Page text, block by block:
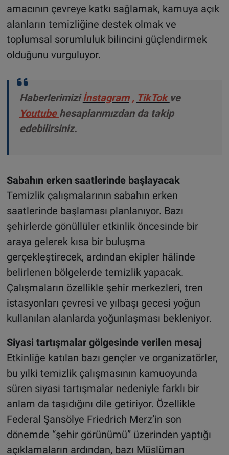
amacının çevreye katkı sağlamak, kamuya açık
alanların temizliğine destek olmak ve
toplumsal sorumluluk bilincini güçlendirmek
olduğunu vurguluyor.
Haberlerimiziİnstagram , TikTok ve
Youtube hesaplarımızdan da takip
edebilirsiniz.
Sabahın erken saatlerinde başlayacak
Temizlik çalışmalarının sabahın erken
saatlerinde başlaması planlanıyor. Bazı
şehirlerde gönüllüler etkinlik öncesinde bir
araya gelerek kısa bir buluşma
gerçekleştirecek, ardından ekipler hâlinde
belirlenen bölgelerde temizlik yapacak.
Çalışmaların özellikle şehir merkezleri, tren
istasyonları çevresi ve yılbaşı gecesi yoğun
kullanılan alanlarda yoğunlaşması bekleniyor.
Siyasi tartışmalar gölgesinde verilen mesaj
Etkinliğe katılan bazı gençler ve organizatörler,
bu yılki temizlik çalışmasının kamuoyunda
süren siyasi tartışmalar nedeniyle farklı bir
anlam da taşıdığını dile getiriyor. Özellikle
Federal Şansölye Friedrich Merz’in son
dönemde “şehir görünümü” üzerinden yaptığı
açıklamaların ardından, bazı Müslüman